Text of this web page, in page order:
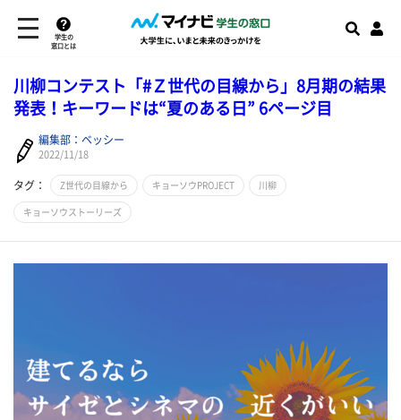
学生の
窓口とは
川柳コンテスト「#Ｚ世代の目線から」8月期の結果
発表！キーワードは“夏のある日” 6ページ目
編集部：ベッシー
2022/11/18
タグ： Z世代の目線から キョーソウPROJECT 川柳
キョーソウストーリーズ